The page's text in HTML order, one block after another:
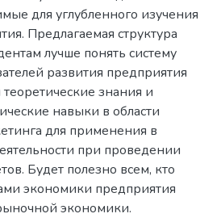
для углубленного изучения
Предлагаемая структура
лучше понять систему
развития предприятия
знания и
навыки в области
для применения в
при проведении
Будет полезно всем, кто
экономики предприятия
экономики.